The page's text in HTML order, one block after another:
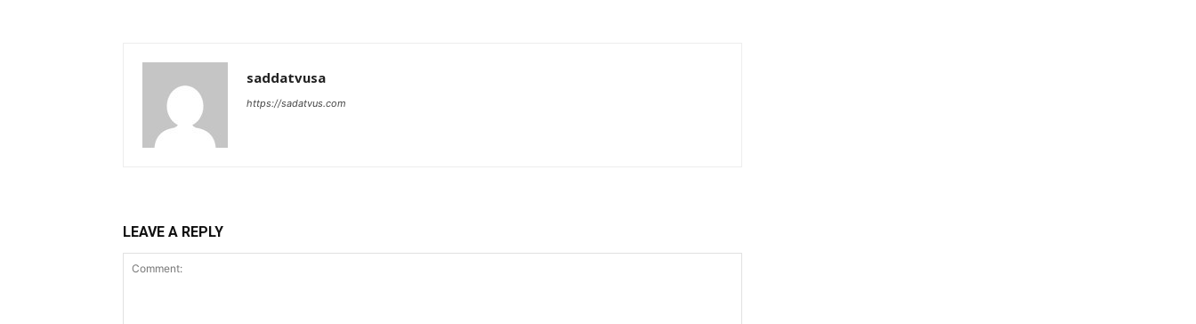
saddatvusa
https://sadatvus.com
LEAVE A REPLY